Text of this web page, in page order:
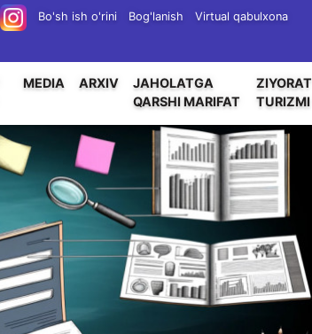
Bo'sh ish o'rini Bog'lanish
Virtual qabulxona
MEDIA ARXIV
JAHOLATGA
QARSHI MARIFAT
ZIYORAT
TURIZMI